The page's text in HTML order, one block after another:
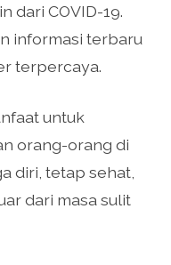
dari COVID-19.
informasi terbaru
terpercaya.
untuk
orang-orang di
diri, tetap sehat,
dari masa sulit